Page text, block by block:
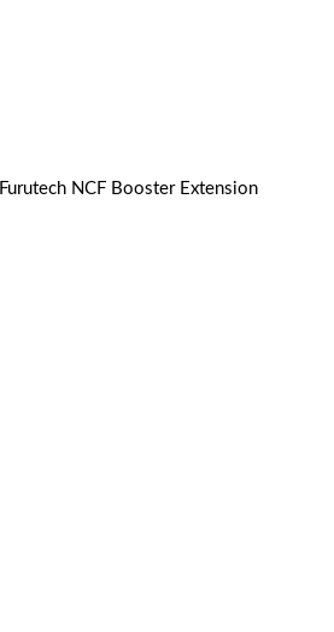
Furutech NCF Booster Extension